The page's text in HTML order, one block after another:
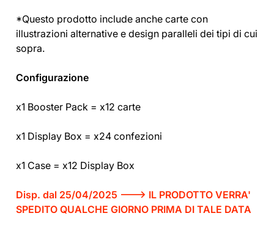
*Questo prodotto include anche carte con
illustrazioni alternative e design paralleli dei tipi di cui
sopra.
Configurazione
x1 Booster Pack = x12 carte
x1 Display Box = x24 confezioni
x1 Case = x12 Display Box
Disp. dal 25/04/2025 ---> IL PRODOTTO VERRA'
SPEDITO QUALCHE GIORNO PRIMA DI TALE DATA